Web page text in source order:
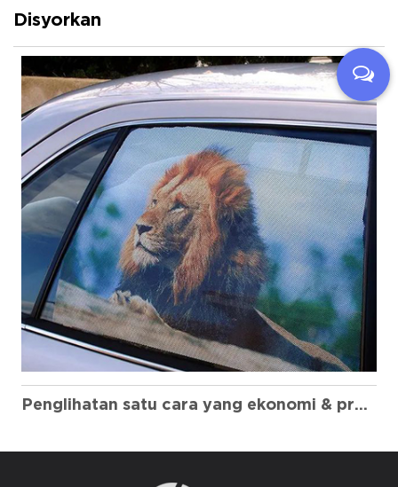
Disyorkan
Penglihatan satu cara yang ekonomi & praktikal